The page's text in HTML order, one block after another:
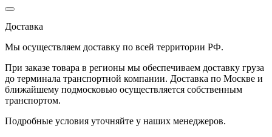
Доставка
Мы осуществляем доставку по всей территории РФ.
При заказе товара в регионы мы обеспечиваем доставку груза
до терминала транспортной компании. Доставка по Москве и
ближайшему подмосковью осуществляется собственным
транспортом.
Подробные условия уточняйте у наших менеджеров.